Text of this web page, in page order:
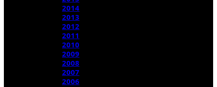
2014
2013
2012
2011
2010
2009
2008
2007
2006